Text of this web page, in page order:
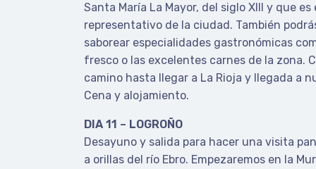
Santa María La Mayor, del siglo XIII y que
representativo de la ciudad. También
saborear especialidades gastronómicas
fresco o las excelentes carnes de la zona.
camino hasta llegar a La Rioja y llegada a
Cena y alojamiento.
DIA 11 – LOGROÑO
Desayuno y salida para hacer una visita
a orillas del río Ebro. Empezaremos en la